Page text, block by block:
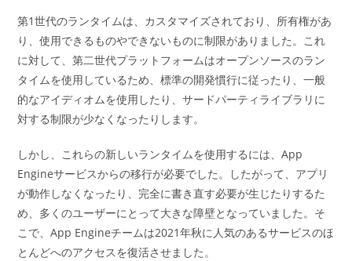
第1世代のランタイムは、カスタマイズされており、所有権があ
り、使用できるものやできないものに制限がありました。これ
に対して、第二世代プラットフォームはオープンソースのラン
タイムを使用しているため、標準の開発慣行に従ったり、一般
的なアイディオムを使用したり、サードパーティライブラリに
対する制限が少なくなったりします。
しかし、これらの新しいランタイムを使用するには、App
Engineサービスからの移行が必要でした。したがって、アプリ
が動作しなくなったり、完全に書き直す必要が生じたりするた
め、多くのユーザーにとって大きな障壁となっていました。そ
こで、App Engineチームは2021年秋に人気のあるサービスのほ
とんどへのアクセスを復活させました。